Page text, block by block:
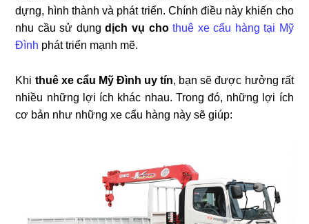
dựng, hình thành và phát triển. Chính điều này khiến cho
nhu cầu sử dụngdịch vụ chothuê xe cẩu hàng tại Mỹ
Đình phát triển mạnh mẽ.
Khi thuê xe cẩu Mỹ Đình uy tín, bạn sẽ được hưởng rất
nhiều những lợi ích khác nhau. Trong đó, những lợi ích
cơ bản như những xe cẩu hàng này sẽ giúp: